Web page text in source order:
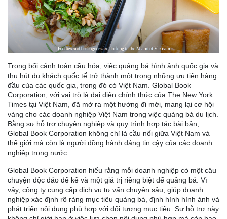
Trong bối cảnh toàn cầu hóa, việc quảng bá hình ảnh quốc gia và
thu hút du khách quốc tế trở thành một trong những ưu tiên hàng
đầu của các quốc gia, trong đó có Việt Nam. Global Book
Corporation, với vai trò là đại diện chính thức của The New York
Times tại Việt Nam, đã mở ra một hướng đi mới, mang lại cơ hội
vàng cho các doanh nghiệp Việt Nam trong việc quảng bá du lịch.
Bằng sự hỗ trợ chuyên nghiệp và quy trình hợp tác bài bản,
Global Book Corporation không chỉ là cầu nối giữa Việt Nam và
thế giới mà còn là người đồng hành đáng tin cậy của các doanh
nghiệp trong nước.
Global Book Corporation hiểu rằng mỗi doanh nghiệp có một câu
chuyện độc đáo để kể và một giá trị riêng biệt để quảng bá. Vì
vậy, công ty cung cấp dịch vụ tư vấn chuyên sâu, giúp doanh
nghiệp xác định rõ ràng mục tiêu quảng bá, định hình hình ảnh và
phát triển nội dung phù hợp với đối tượng mục tiêu. Sự hỗ trợ này